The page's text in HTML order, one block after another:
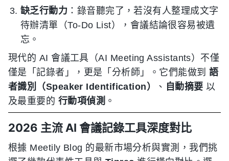
缺乏行動力 ：錄音聽完了，若沒有人整理成文字
待辦清單（To-Do List），會議結論很容易被遺
忘。
現代的 AI 會議工具（AI Meeting Assistants）不僅
僅是「記錄者」，更是「分析師」。它們能做到 語
者識別（Speaker Identification）
、 自動摘要 以
及最重要的 行動項偵測 。
2026 主流 AI 會議記錄工具深度對比
根據 Meetily Blog 的最新市場分析與實測，我們挑